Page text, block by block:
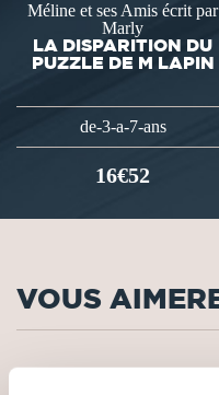
Méline et ses Amis écrit par
Marly
LA DISPARITION DU
PUZZLE DE M LAPIN
de-3-a-7-ans
16€52
VOUS